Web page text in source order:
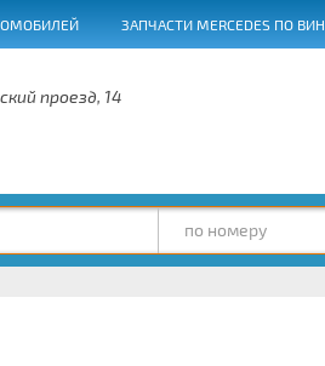
ЗАПЧАСТИ MERCEDES ПО ВИН
проезд, 14
по номеру